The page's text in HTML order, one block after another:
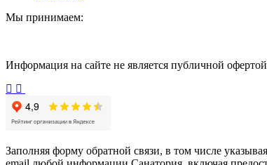
Мы принимаем:
Информация на сайте не является публичной офертой
Заполняя форму обратной связи, в том числе